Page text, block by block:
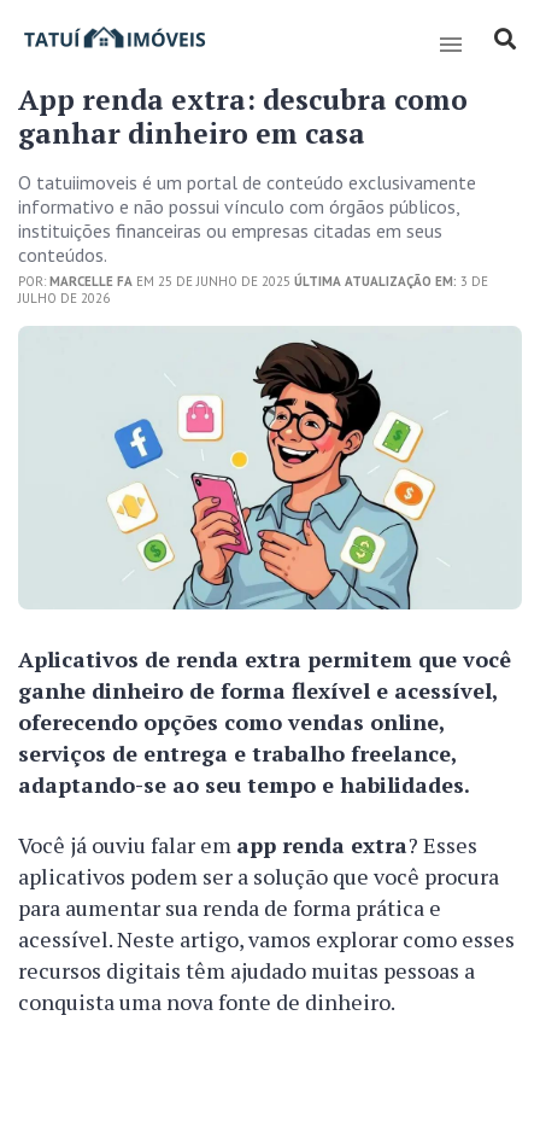
App renda extra: descubra como
ganhar dinheiro em casa
O tatuiimoveis é um portal de conteúdo exclusivamente
informativo e não possui vínculo com órgãos públicos,
instituições financeiras ou empresas citadas em seus
conteúdos.
POR: MARCELLE FA EM 25 DE JUNHO DE 2025 ÚLTIMA ATUALIZAÇÃO EM: 3 DE
JULHO DE 2026
Aplicativos de renda extra permitem que você
ganhe dinheiro de forma flexível e acessível,
oferecendo opções como vendas online,
serviços de entrega e trabalho freelance,
adaptando-se ao seu tempo e habilidades.
Você já ouviu falar em app renda extra? Esses
aplicativos podem ser a solução que você procura
para aumentar sua renda de forma prática e
acessível. Neste artigo, vamos explorar como esses
recursos digitais têm ajudado muitas pessoas a
conquista uma nova fonte de dinheiro.